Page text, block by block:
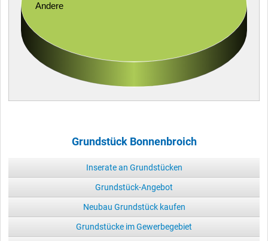
Andere
Grundstück Bonnenbroich
Inserate an Grundstücken
Grundstück-Angebot
Neubau Grundstück kaufen
Grundstücke im Gewerbegebiet